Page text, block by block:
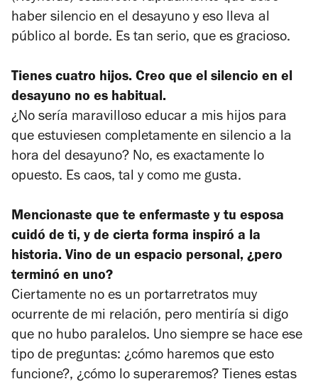
haber silencio en el desayuno y eso lleva al
público al borde. Es tan serio, que es gracioso.
Tienes cuatro hijos. Creo que el silencio en el
desayuno no es habitual.
¿No sería maravilloso educar a mis hijos para
que estuviesen completamente en silencio a la
hora del desayuno? No, es exactamente lo
opuesto. Es caos, tal y como me gusta.
Mencionaste que te enfermaste y tu esposa
cuidó de ti, y de cierta forma inspiró a la
historia. Vino de un espacio personal, ¿pero
terminó en uno?
Ciertamente no es un portarretratos muy
ocurrente de mi relación, pero mentiría si digo
que no hubo paralelos. Uno siempre se hace ese
tipo de preguntas: ¿cómo haremos que esto
funcione?, ¿cómo lo superaremos? Tienes estas